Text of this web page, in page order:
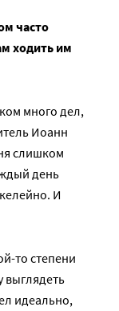
часто
ходить им
много дел,
Иоанн
слишком
день
И
то степени
выглядеть
идеально,